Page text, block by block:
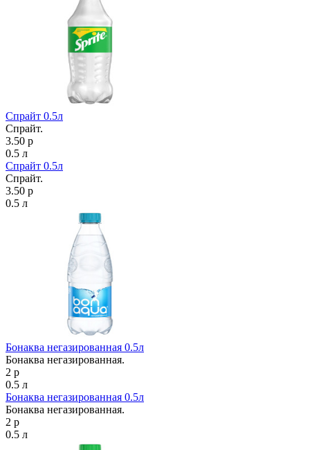
Спрайт 0.5л
Спрайт.
3.50 р
0.5 л
Спрайт 0.5л
Спрайт.
3.50 р
0.5 л
Бонаква негазированная 0.5л
Бонаква негазированная.
2 р
0.5 л
Бонаква негазированная 0.5л
Бонаква негазированная.
2 р
0.5 л